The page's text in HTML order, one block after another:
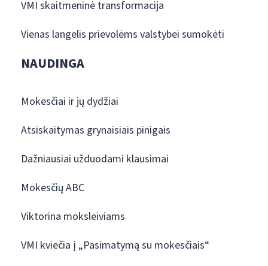
VMI skaitmeninė transformacija
Vienas langelis prievolėms valstybei sumokėti
NAUDINGA
Mokesčiai ir jų dydžiai
Atsiskaitymas grynaisiais pinigais
Dažniausiai užduodami klausimai
Mokesčių ABC
Viktorina moksleiviams
VMI kviečia į „Pasimatymą su mokesčiais“